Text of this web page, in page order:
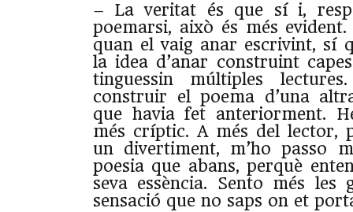
– La veritat és que sí i,
poemarsi, això és més
quan el vaig anar escrivint, sí
la idea d’anar construint
tinguessin múltiples
construir el poema d’una
que havia fet anteriorment.
més críptic. A més del lector,
un divertiment, m’ho passo
poesia que abans, perquè
seva essència. Sento més les
sensació que no saps on et